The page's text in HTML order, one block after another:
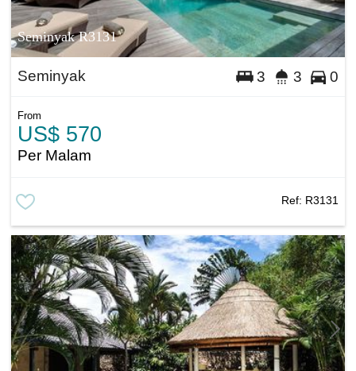
Seminyak R3131
Seminyak 3 3 0
From
US$ 570
Per Malam
Ref: R3131